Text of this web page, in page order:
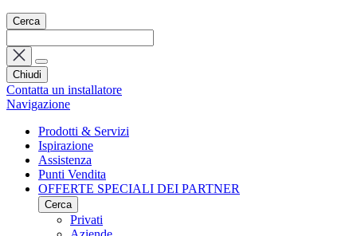
Cerca
Chiudi
Contatta un installatore
Navigazione
Prodotti & Servizi
Ispirazione
Assistenza
Punti Vendita
OFFERTE SPECIALI DEI PARTNER
Cerca
Privati